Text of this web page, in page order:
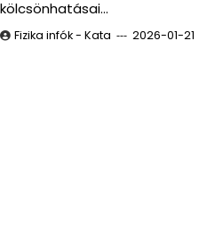
kölcsönhatásai…
Fizika infók - Kata 2026-01-21